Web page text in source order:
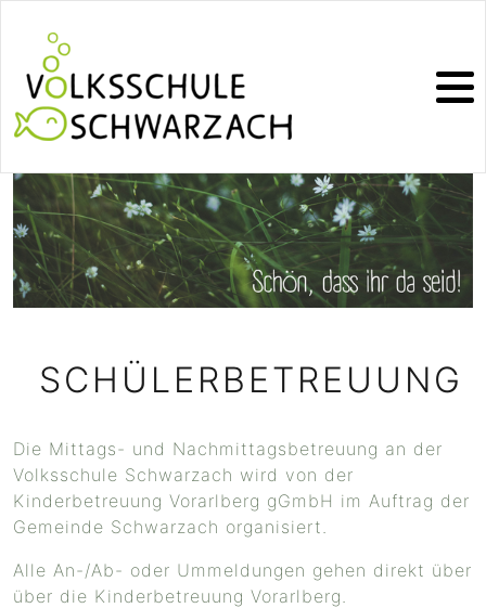
SCHÜLERBETREUUNG
Die Mittags- und Nachmittagsbetreuung an der
Volksschule Schwarzach wird von der
Kinderbetreuung Vorarlberg gGmbH im Auftrag der
Gemeinde Schwarzach organisiert.
Alle An-/Ab- oder Ummeldungen gehen direkt über
über die Kinderbetreuung Vorarlberg.